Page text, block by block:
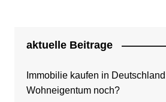
aktuelle Beitrage
Immobilie kaufen in
Wohneigentum noch?